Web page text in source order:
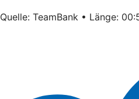
Quelle: TeamBank • Länge: